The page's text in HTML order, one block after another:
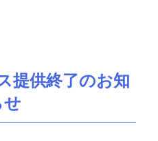
提供終了のお知
せ